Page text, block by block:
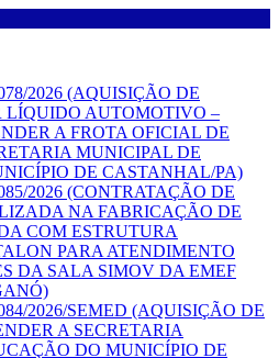
2026 (AQUISIÇÃO DE
LÍQUIDO AUTOMOTIVO –
A FROTA OFICIAL DE
MUNICIPAL DE
DE CASTANHAL/PA)
2026 (CONTRATAÇÃO DE
NA FABRICAÇÃO DE
COM ESTRUTURA
PARA ATENDIMENTO
DA SALA SIMOV DA EMEF
2026/SEMED (AQUISIÇÃO DE
A SECRETARIA
DO MUNICÍPIO DE